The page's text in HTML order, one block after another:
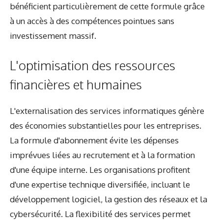
bénéficient particulièrement de cette formule grâce
à un accès à des compétences pointues sans
investissement massif.
L'optimisation des ressources
financières et humaines
L'externalisation des services informatiques génère
des économies substantielles pour les entreprises.
La formule d'abonnement évite les dépenses
imprévues liées au recrutement et à la formation
d'une équipe interne. Les organisations profitent
d'une expertise technique diversifiée, incluant le
développement logiciel, la gestion des réseaux et la
cybersécurité. La flexibilité des services permet